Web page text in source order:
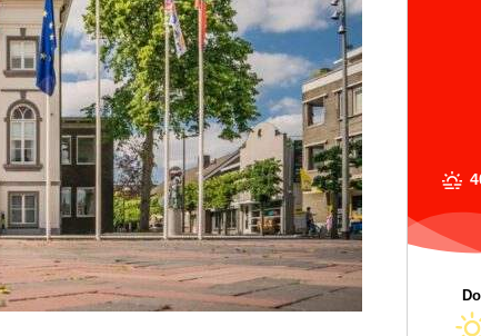
Do